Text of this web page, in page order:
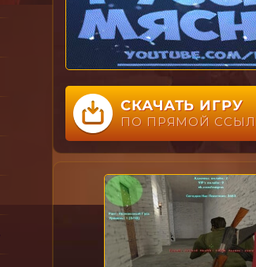
СКАЧАТЬ ИГРУ
ПО ПРЯМОЙ